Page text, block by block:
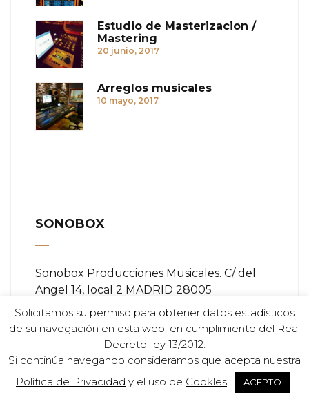
Estudio de Masterizacion /
Mastering
20 junio, 2017
Arreglos musicales
10 mayo, 2017
SONOBOX
Sonobox Producciones Musicales. C/ del
Angel 14, local 2 MADRID 28005
Teléfono:+ (34) 91 366 84 11
Email: info@sonobox.es
Solicitamos su permiso para obtener datos estadísticos
de su navegación en esta web, en cumplimiento del Real
Decreto-ley 13/2012.
Si continúa navegando consideramos que acepta nuestra
Política de Privacidad y el uso de Cookles. ACEPTO